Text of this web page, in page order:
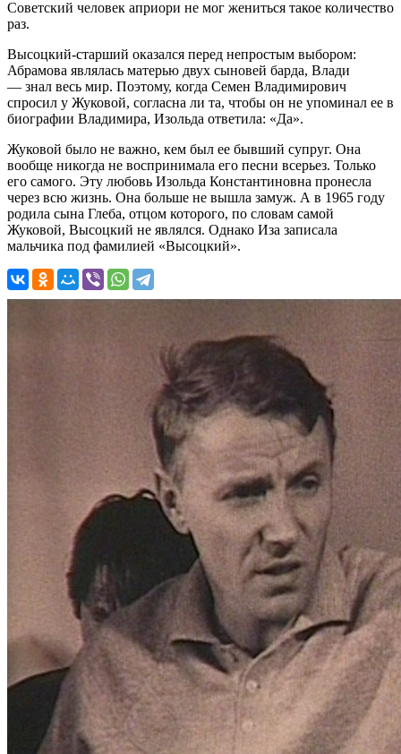
Советский человек априори не мог жениться такое количество
раз.
Высоцкий-старший оказался перед непростым выбором:
Абрамова являлась матерью двух сыновей барда, Влади
— знал весь мир. Поэтому, когда Семен Владимирович
спросил у Жуковой, согласна ли та, чтобы он не упоминал ее в
биографии Владимира, Изольда ответила: «Да».
Жуковой было не важно, кем был ее бывший супруг. Она
вообще никогда не воспринимала его песни всерьез. Только
его самого. Эту любовь Изольда Константиновна пронесла
через всю жизнь. Она больше не вышла замуж. А в 1965 году
родила сына Глеба, отцом которого, по словам самой
Жуковой, Высоцкий не являлся. Однако Иза записала
мальчика под фамилией «Высоцкий».